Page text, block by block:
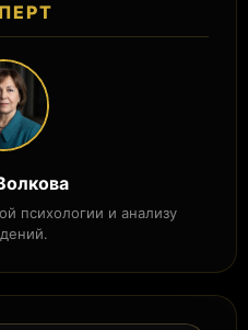
психологии и анализу